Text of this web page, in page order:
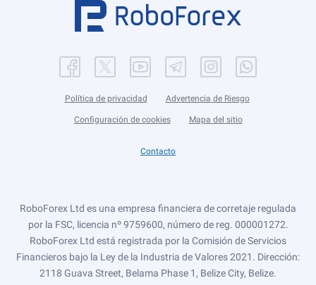
Política de privacidad Advertencia de Riesgo
Configuración de cookies Mapa del sitio
Contacto
RoboForex Ltd es una empresa financiera de corretaje regulada
por la FSC, licencia nº 9759600, número de reg. 000001272.
RoboForex Ltd está registrada por la Comisión de Servicios
Financieros bajo la Ley de la Industria de Valores 2021. Dirección:
2118 Guava Street, Belama Phase 1, Belize City, Belize.